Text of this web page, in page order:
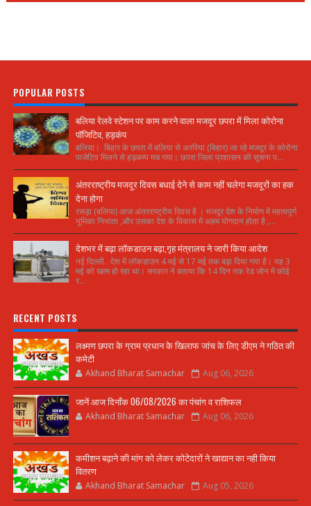
POPULAR POSTS
बलिया रेलवे स्टेशन पर काम करने वाला मजदूर छपरा में मिला कोरोना
पॉजिटिव, हड़कंप
बलिया। बिहार के छपरा में बलिया से अररिया (बिहार) जा रहे मजदूर के कोरोना
पाजेटिव मिलने से हड़कम्प मच गया। छपरा जिला प्रशासन की सूचना प...
अंतरराष्ट्रीय मजदूर दिवस बधाई देने से काम नहीं चलेगा मजदूरों का हक
देना होगा
रसड़ा (बलिया) आज अंतरराष्ट्रीय दिवस है । मजदूर देश के निर्माण में महत्वपूर्ण
भूमिका निभाता ,और उसका देश के विकास में अहम योगदान होता है ,...
देशभर में बढ़ा लॉकडाउन बढ़ा,गृह मंत्रालय ने जारी किया आदेश
नई दिल्ली. देश में लॉकडाउन 4 मई से 17 मई तक बढ़ा दिया गया है। यह 3
मई को खत्म हो रहा था। सरकार ने बताया कि 14 दिन तक रेड जोन में कोई
र...
RECENT POSTS
लक्ष्मण छपरा के ग्राम प्रधान के खिलाफ जांच के लिए डीएम ने गठित की
कमेटी
Akhand Bharat Samachar Aug 06, 2026
जानें आज दिनाँक 06/08/2026 का पंचांग व राशिफल
Akhand Bharat Samachar Aug 06, 2026
कमीशन बढ़ाने की मांग को लेकर कोटेदारों ने खाद्यान का नही किया
वितरण
Akhand Bharat Samachar Aug 05, 2026